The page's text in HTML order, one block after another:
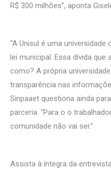
R$ 300 milhões”, aponta
“A Unisul é uma
lei municipal. Essa dívida que
como? A própria
transparência nas
Sinpaaet questiona ainda
parceria. “Para o o
comunidade não vai ser.”
Assista à íntegra da